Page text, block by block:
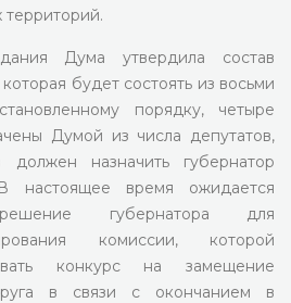
территорий.
Дума утвердила состав
будет состоять из восьми
порядку, четыре
Думой из числа депутатов,
назначить губернатор
настоящее время ожидается
решение губернатора для
комиссии, которой
конкурс на замещение
в связи с окончанием в